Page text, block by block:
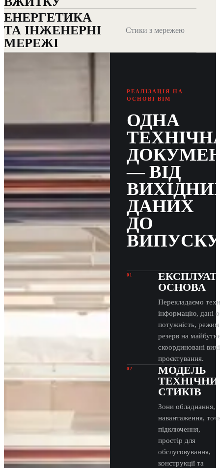
ЕНЕРГЕТИКА
ТА ІНЖЕНЕРНІ
МЕРЕЖІ
Стики з мережею
РЕАЛІЗАЦІЯ НА
ОСНОВІ BIM
ОДНА
— ВІД
ДАНИХ
ДО
ВИПУСКУ
01
ОСНОВА
Перекладаємо
інформацію, дані
потужність,
резерв на
скоординовані
проєктування.
02
МОДЕЛЬ
СТИКІВ
Зони обладнання,
навантаження,
підключення,
простір для
обслуговування,
конструкції та